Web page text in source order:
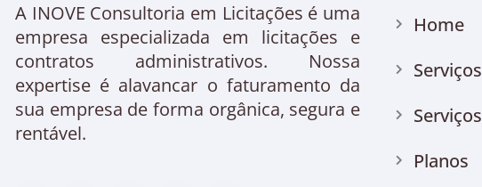
A INOVE Consultoria em Licitações é uma
empresa especializada em licitações e
contratos administrativos. Nossa
expertise é alavancar o faturamento da
sua empresa de forma orgânica, segura e
rentável.
Home
Planos